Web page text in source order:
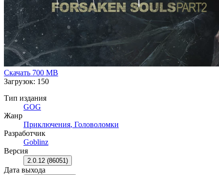
Скачать 700 MB
Загрузок: 150
Тип издания
GOG
Жанр
Приключения, Головоломки
Разработчик
Goblinz
Версия
2.0.12 (86051)
Дата выхода